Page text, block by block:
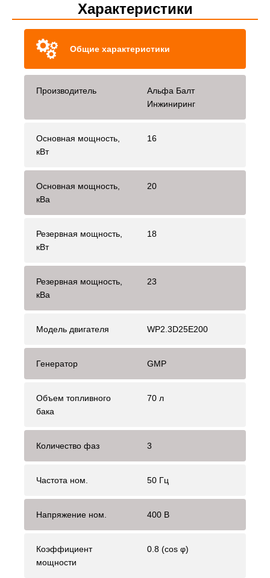
Характеристики
Общие характеристики
Производитель
Альфа Балт
Инжиниринг
Основная мощность,
кВт
16
Основная мощность,
кВа
20
Резервная мощность,
кВт
18
Резервная мощность,
кВа
23
Модель двигателя WP2.3D25E200
Генератор GMP
Объем топливного
бака
70 л
Количество фаз 3
Частота ном. 50 Гц
Напряжение ном. 400 В
Коэффициент
мощности
0.8 (cos φ)